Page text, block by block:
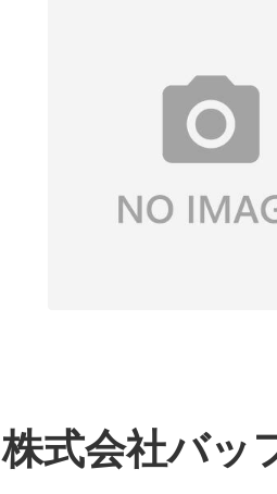
株式会社バッ